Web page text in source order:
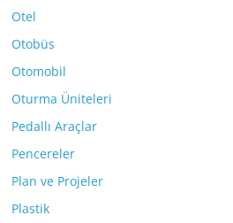
Otel
Otobüs
Otomobil
Oturma Üniteleri
Pedallı Araçlar
Pencereler
Plan ve Projeler
Plastik